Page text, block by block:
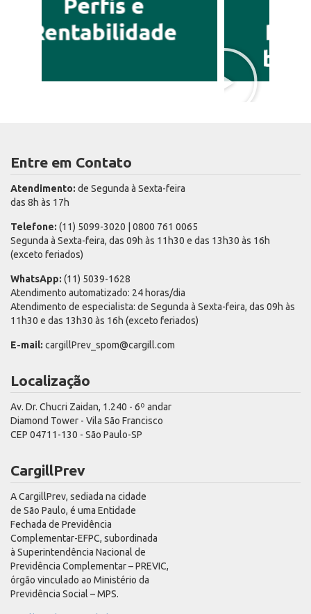
Entre em Contato
Atendimento: de Segunda à Sexta-feira
das 8h às 17h
Telefone: (11) 5099-3020 | 0800 761 0065
Segunda à Sexta-feira, das 09h às 11h30 e das 13h30 às 16h
(exceto feriados)
WhatsApp: (11) 5039-1628
Atendimento automatizado: 24 horas/dia
Atendimento de especialista: de Segunda à Sexta-feira, das 09h às
11h30 e das 13h30 às 16h (exceto feriados)
E-mail: cargillPrev_spom@cargill.com
Localização
Av. Dr. Chucri Zaidan, 1.240 - 6º andar
Diamond Tower - Vila São Francisco
CEP 04711-130 - São Paulo-SP
CargillPrev
A CargillPrev, sediada na cidade
de São Paulo, é uma Entidade
Fechada de Previdência
Complementar-EFPC, subordinada
à Superintendência Nacional de
Previdência Complementar – PREVIC,
órgão vinculado ao Ministério da
Previdência Social – MPS.